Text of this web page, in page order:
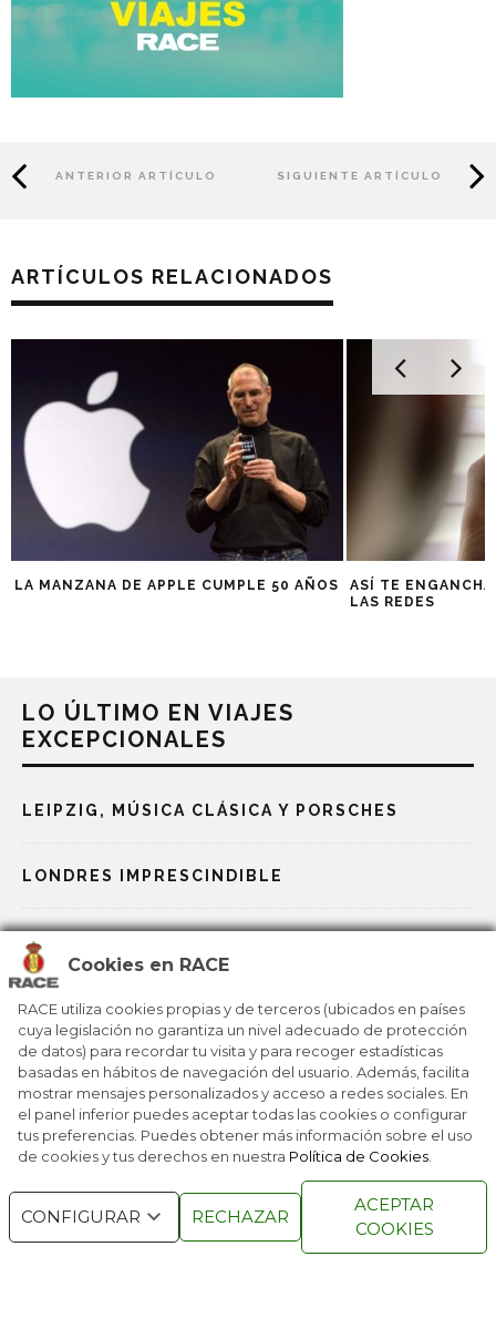
Cookies en RACE
RACE utiliza cookies propias y de terceros (ubicados en países
cuya legislación no garantiza un nivel adecuado de protección
de datos) para recordar tu visita y para recoger estadísticas
basadas en hábitos de navegación del usuario. Además, facilita
mostrar mensajes personalizados y acceso a redes sociales. En
el panel inferior puedes aceptar todas las cookies o configurar
tus preferencias. Puedes obtener más información sobre el uso
de cookies y tus derechos en nuestra Política de Cookies
CONFIGURAR RECHAZAR
ACEPTAR
COOKIES
ANTERIOR ARTÍCULO SIGUIENTE ARTÍCULO
ARTÍCULOS RELACIONADOS
LA MANZANA DE APPLE CUMPLE 50 AÑOS
ASÍ TE
LAS REDES
LO ÚLTIMO EN VIAJES
EXCEPCIONALES
LEIPZIG, MÚSICA CLÁSICA Y PORSCHES
LONDRES IMPRESCINDIBLE
LA AVENTURA DE KENIA Y EL LAGO TURKANA
DESCUBRIR LA PODEROSA VARSOVIA
REPÚBLICA DOMINICANA, LA REINA CARIBEÑA
TODOS LOS DERECHOS
RESERVADOS